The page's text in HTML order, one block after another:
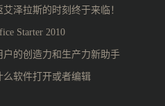
泽拉斯的时刻终于来临！
Starter 2010
户的创造力和生产力新助手
么软件打开或者编辑